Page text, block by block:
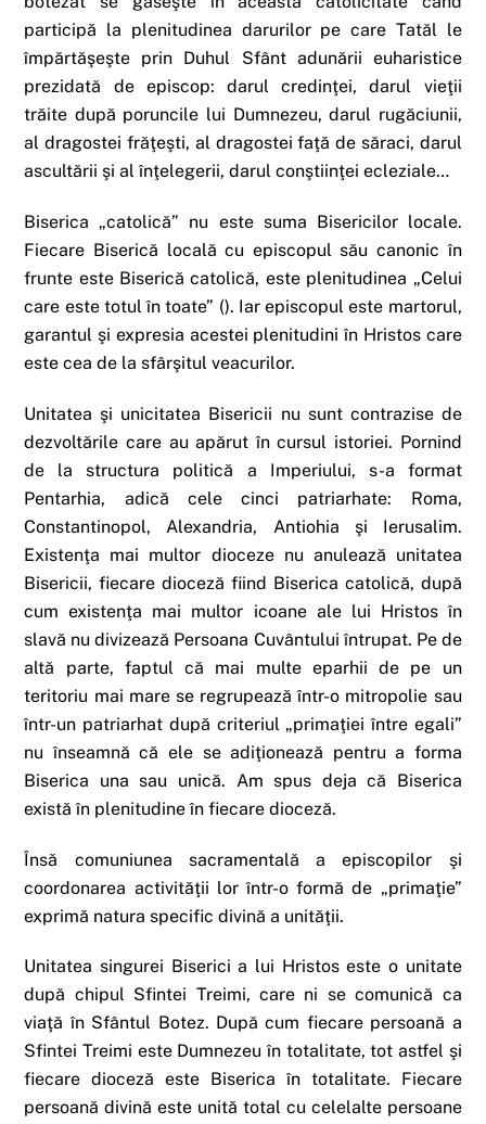
participă la plenitudinea darurilor pe care Tatăl le
împărtăşeşte prin Duhul Sfânt adunării euharistice
prezidată de episcop: darul credinţei, darul vieţii
trăite după poruncile lui Dumnezeu, darul rugăciunii,
al dragostei frăţeşti, al dragostei faţă de săraci, darul
ascultării şi al înţelegerii, darul conştiinţei ecleziale…
Biserica „catolică” nu este suma Bisericilor locale.
Fiecare Biserică locală cu episcopul său canonic în
frunte este Biserică catolică, este plenitudinea „Celui
care este totul în toate” (). Iar episcopul este martorul,
garantul şi expresia acestei plenitudini în Hristos care
este cea de la sfârşitul veacurilor.
Unitatea şi unicitatea Bisericii nu sunt contrazise de
dezvoltările care au apărut în cursul istoriei. Pornind
de la structura politică a Imperiului, s-a format
Pentarhia, adică cele cinci patriarhate: Roma,
Constantinopol, Alexandria, Antiohia şi Ierusalim.
Existenţa mai multor dioceze nu anulează unitatea
Bisericii, fiecare dioceză fiind Biserica catolică, după
cum existenţa mai multor icoane ale lui Hristos în
slavă nu divizează Persoana Cuvântului întrupat. Pe de
altă parte, faptul că mai multe eparhii de pe un
teritoriu mai mare se regrupează într-o mitropolie sau
într-un patriarhat după criteriul „primaţiei între egali”
nu înseamnă că ele se adiţionează pentru a forma
Biserica una sau unică. Am spus deja că Biserica
există în plenitudine în fiecare dioceză.
Însă comuniunea sacramentală a episcopilor şi
coordonarea activităţii lor într-o formă de „primaţie”
exprimă natura specific divină a unităţii.
Unitatea singurei Biserici a lui Hristos este o unitate
după chipul Sfintei Treimi, care ni se comunică ca
viaţă în Sfântul Botez. După cum fiecare persoană a
Sfintei Treimi este Dumnezeu în totalitate, tot astfel şi
fiecare dioceză este Biserica în totalitate. Fiecare
persoană divină este unită total cu celelalte persoane